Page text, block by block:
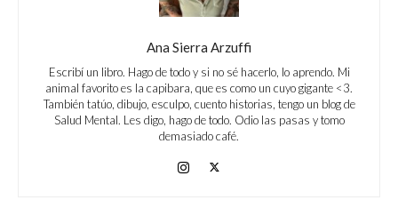
Ana Sierra Arzuffi
Escribí un libro. Hago de todo y si no sé hacerlo, lo aprendo. Mi
animal favorito es la capibara, que es como un cuyo gigante <3.
También tatúo, dibujo, esculpo, cuento historias, tengo un blog de
Salud Mental. Les digo, hago de todo. Odio las pasas y tomo
demasiado café.